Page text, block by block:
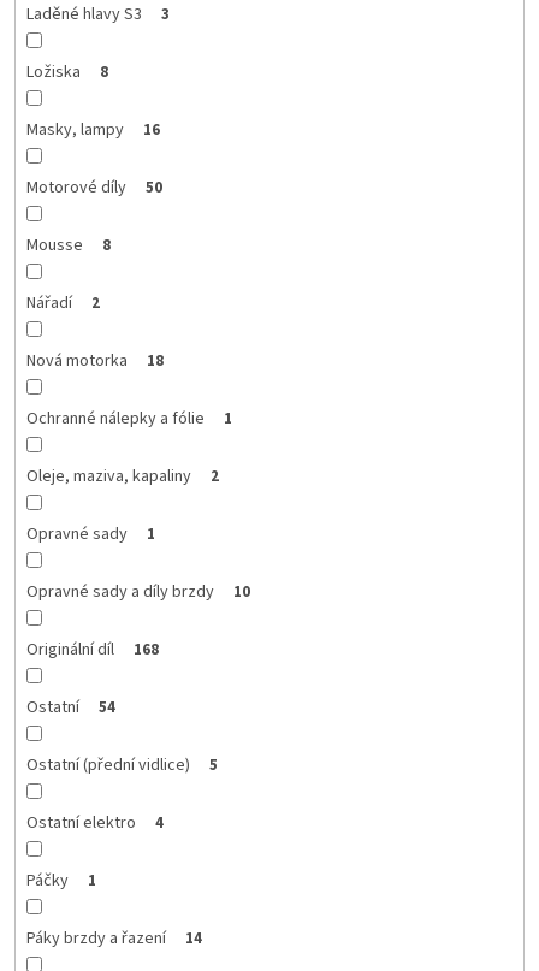
Laděné hlavy S3 3
Ložiska 8
Masky, lampy 16
Motorové díly 50
Mousse 8
Nářadí 2
Nová motorka 18
Ochranné nálepky a fólie 1
Oleje, maziva, kapaliny 2
Opravné sady 1
Opravné sady a díly brzdy 10
Originální díl 168
Ostatní 54
Ostatní (přední vidlice) 5
Ostatní elektro 4
Páčky 1
Páky brzdy a řazení 14